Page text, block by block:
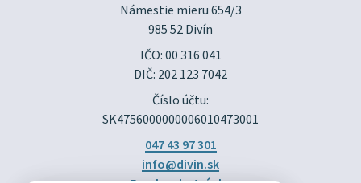
Námestie mieru 654/3
985 52 Divín
IČO: 00 316 041
DIČ: 202 123 7042
Číslo účtu:
SK4756000000006010473001
047 43 97 301
info@divin.sk